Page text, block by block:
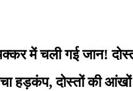
में चली गई जान!
हड़कंप, दोस्तों की